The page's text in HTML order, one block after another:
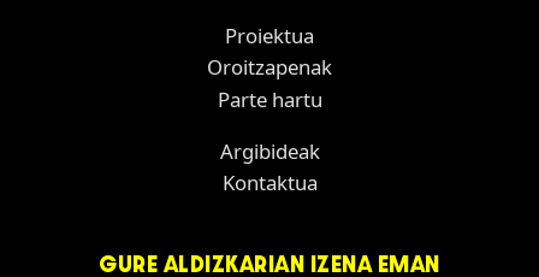
Proiektua
Oroitzapenak
Parte hartu
Argibideak
Kontaktua
GURE ALDIZKARIAN IZENA EMAN